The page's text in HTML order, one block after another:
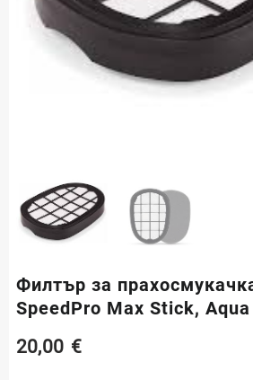
Филтър за
SpeedPro Max Stick, Aqua
20,00 €